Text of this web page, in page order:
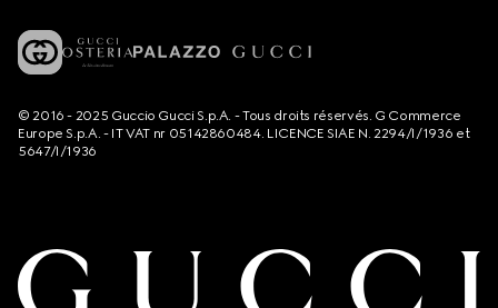
© 2016 - 2025 Guccio Gucci S.p.A. - Tous droits réservés. G Commerce
Europe S.p.A. - IT VAT nr 05142860484. LICENCE SIAE N. 2294/I/1936 et
5647/I/1936